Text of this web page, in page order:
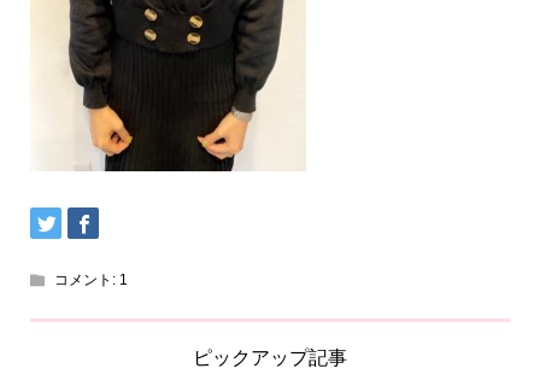
コメント: 1
ピックアップ記事